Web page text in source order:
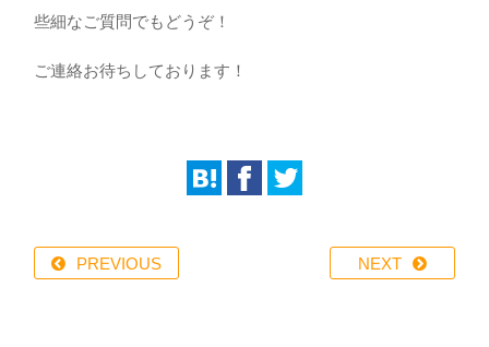
些細なご質問でもどうぞ！
ご連絡お待ちしております！
PREVIOUS NEXT